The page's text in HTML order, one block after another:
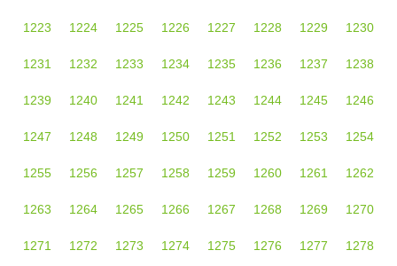
1223 1224 1225 1226 1227 1228 1229 1230
1231 1232 1233 1234 1235 1236 1237 1238
1239 1240 1241 1242 1243 1244 1245 1246
1247 1248 1249 1250 1251 1252 1253 1254
1255 1256 1257 1258 1259 1260 1261 1262
1263 1264 1265 1266 1267 1268 1269 1270
1271 1272 1273 1274 1275 1276 1277 1278